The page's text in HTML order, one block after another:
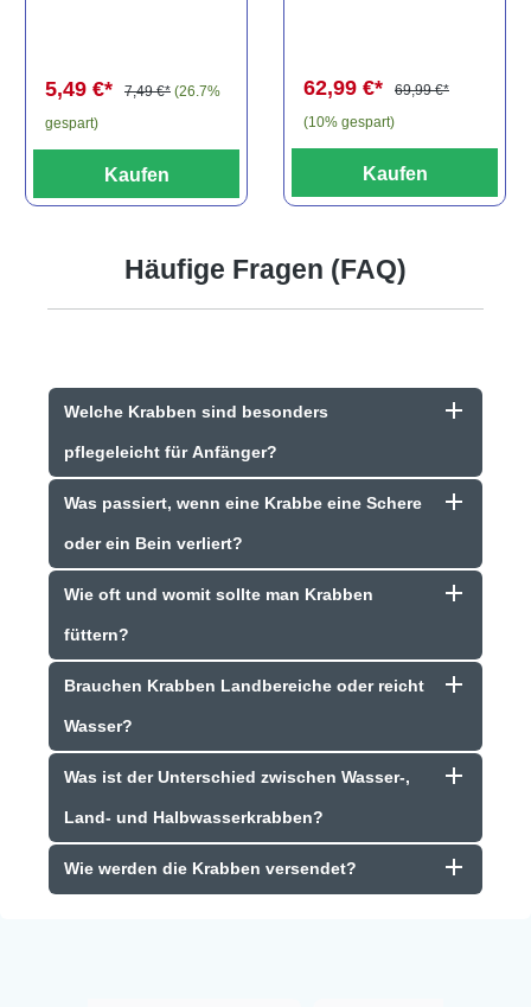
5,49 €* 7,49 €* (26.7%
gespart)
Kaufen
62,99 €*
69,99 €*
(10% gespart)
Kaufen
Häufige Fragen (FAQ)
Welche Krabben sind besonders
pflegeleicht für Anfänger?
Was passiert, wenn eine Krabbe eine Schere
oder ein Bein verliert?
Wie oft und womit sollte man Krabben
füttern?
Brauchen Krabben Landbereiche oder reicht
Wasser?
Was ist der Unterschied zwischen Wasser-,
Land- und Halbwasserkrabben?
Wie werden die Krabben versendet?